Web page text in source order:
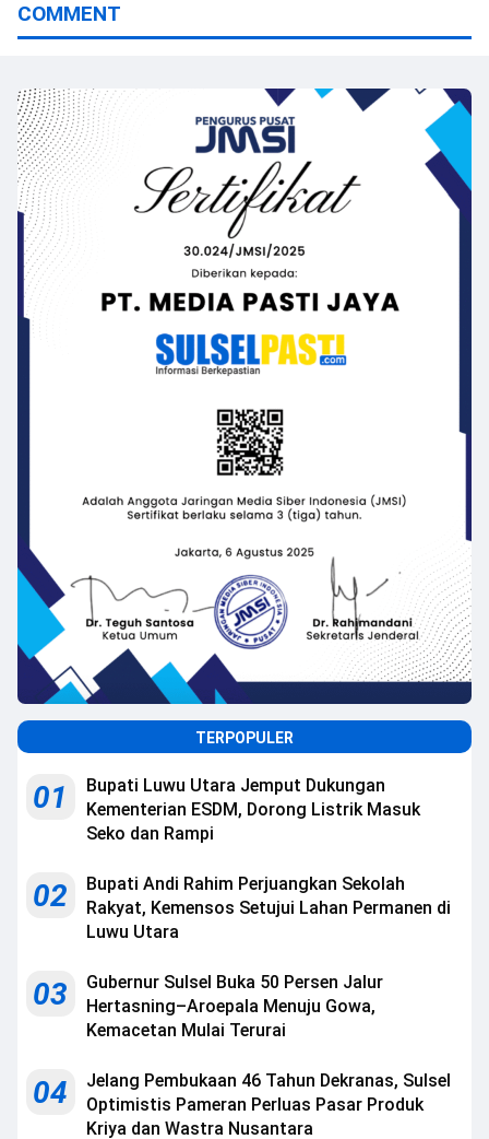
COMMENT
TERPOPULER
01
Bupati Luwu Utara Jemput Dukungan
Kementerian ESDM, Dorong Listrik Masuk
Seko dan Rampi
02
Bupati Andi Rahim Perjuangkan Sekolah
Rakyat, Kemensos Setujui Lahan Permanen di
Luwu Utara
03
Gubernur Sulsel Buka 50 Persen Jalur
Hertasning–Aroepala Menuju Gowa,
Kemacetan Mulai Terurai
04
Jelang Pembukaan 46 Tahun Dekranas, Sulsel
Optimistis Pameran Perluas Pasar Produk
Kriya dan Wastra Nusantara